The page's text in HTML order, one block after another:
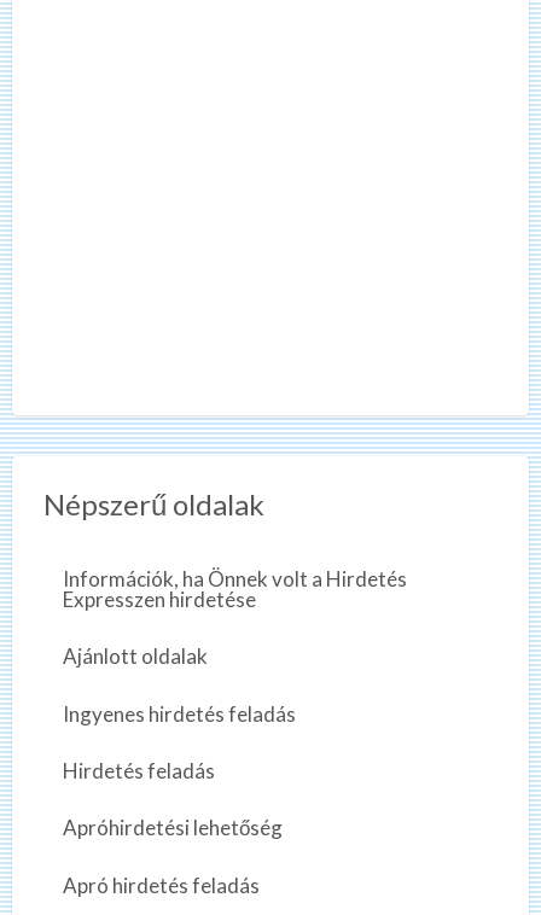
Népszerű oldalak
Információk, ha Önnek volt a Hirdetés
Expresszen hirdetése
Ajánlott oldalak
Ingyenes hirdetés feladás
Hirdetés feladás
Apróhirdetési lehetőség
Apró hirdetés feladás